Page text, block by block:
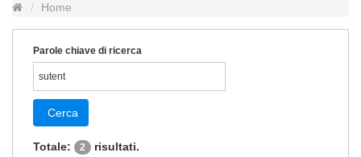
Home
Parole chiave di ricerca
Cerca
Totale: 2 risultati.